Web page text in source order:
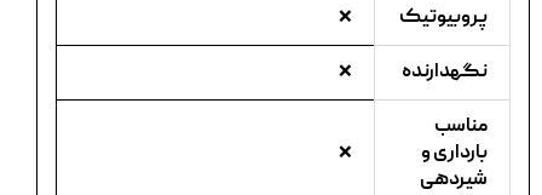
پروبیوتیک ❌
نگهدارنده ❌
مناسب
بارداری و
شیردهی
❌